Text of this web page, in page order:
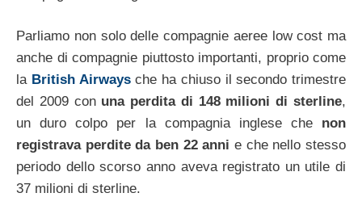
Parliamo non solo delle compagnie aeree low cost ma
anche di compagnie piuttosto importanti, proprio come
la British Airwaysche ha chiuso il secondo trimestre
del 2009 con una perdita di 148 milioni di sterline,
un duro colpo per la compagnia inglese che non
registrava perdite da ben 22 anni e che nello stesso
periodo dello scorso anno aveva registrato un utile di
37 milioni di sterline.